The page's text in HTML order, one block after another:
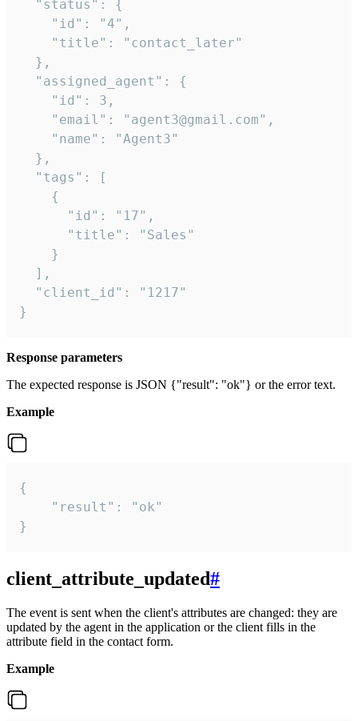
  "status": {
    "id": "4",
    "title": "contact_later"
  },
  "assigned_agent": {
    "id": 3,
    "email": "agent3@gmail.com",
    "name": "Agent3"
  },
  "tags": [
    {
      "id": "17",
      "title": "Sales"
    }
  ],
  "client_id": "1217"
}
Response parameters
The expected response is JSON {"result": "ok"} or the error text.
Example
{
    "result": "ok"
}
client_attribute_updated#
The event is sent when the client's attributes are changed: they are
updated by the agent in the application or the client fills in the
attribute field in the contact form.
Example